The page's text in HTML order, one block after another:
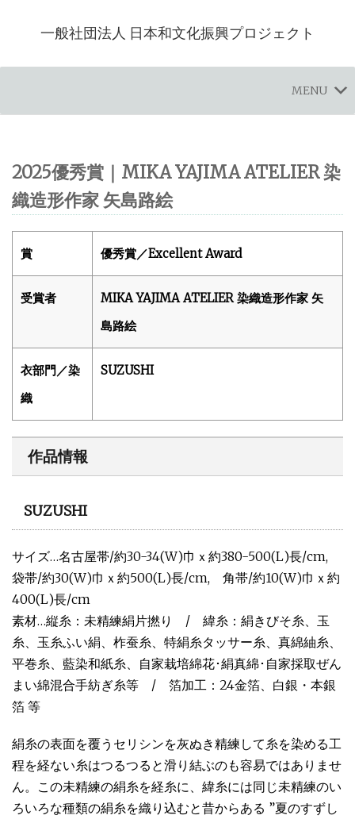
一般社団法人 日本和文化振興プロジェクト
MENU
2025優秀賞｜MIKA YAJIMA ATELIER 染
織造形作家 矢島路絵
賞 優秀賞／Excellent Award
受賞者
MIKA YAJIMA ATELIER 染織造形作家 矢
島路絵
衣部門／染
織
SUZUSHI
作品情報
SUZUSHI
サイズ…名古屋帯/約30-34(W)巾ｘ約380-500(L)長/cm,
袋帯/約30(W)巾ｘ約500(L)長/cm, 角帯/約10(W)巾ｘ約
400(L)長/cm
素材…縦糸：未精練絹片撚り / 緯糸：絹きびそ糸、玉
糸、玉糸ふい絹、柞蚕糸、特絹糸タッサー糸、真綿紬糸、
平巻糸、藍染和紙糸、自家栽培綿花･絹真綿･自家採取ぜん
まい綿混合手紡ぎ糸等 / 箔加工：24金箔、白銀・本銀
箔 等
絹糸の表面を覆うセリシンを灰ぬき精練して糸を染める工
程を経ない糸はつるつると滑り結ぶのも容易ではありませ
ん。この未精練の絹糸を経糸に、緯糸には同じ未精練のい
ろいろな種類の絹糸を織り込むと昔からある ”夏のすずし